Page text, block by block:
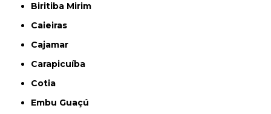
Biritiba Mirim
Caieiras
Cajamar
Carapicuíba
Cotia
Embu Guaçú